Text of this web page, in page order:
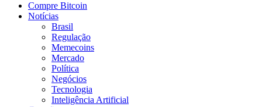
Compre Bitcoin
Notícias
Brasil
Regulação
Memecoins
Mercado
Política
Negócios
Tecnologia
Inteligência Artificial